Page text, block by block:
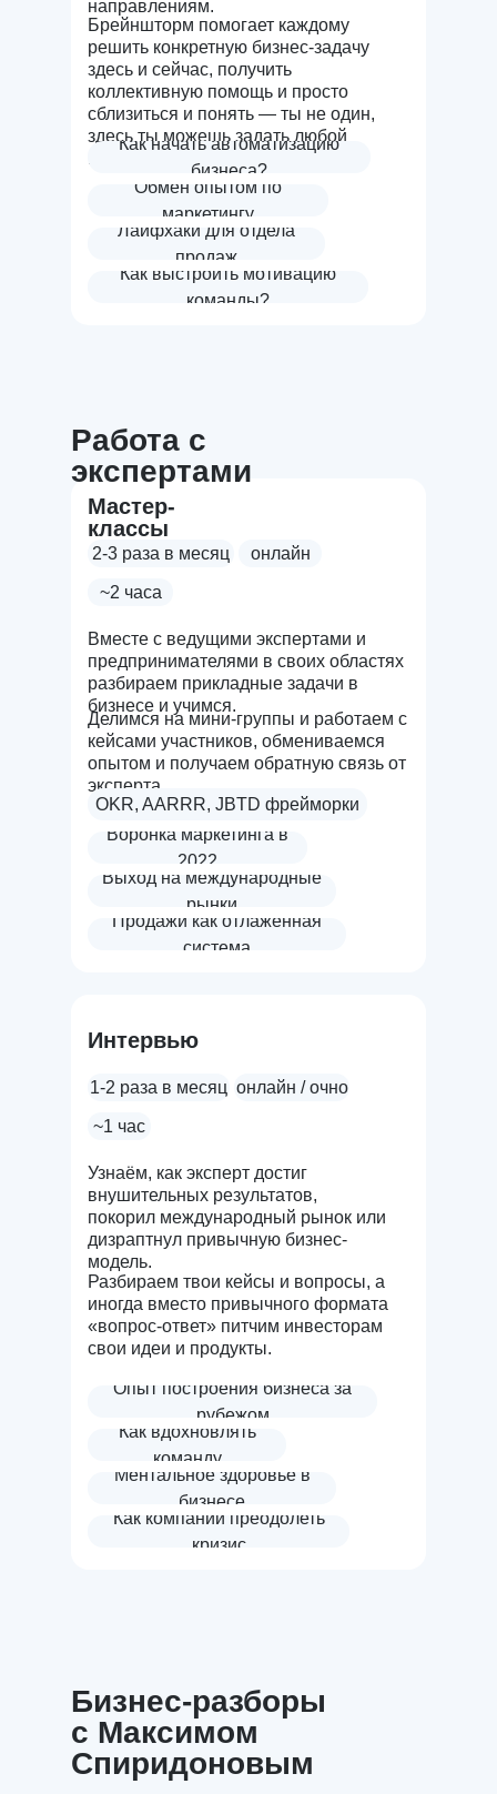
направлениям.
Брейншторм помогает каждому
решить конкретную бизнес-задачу
здесь и сейчас, получить
коллективную помощь и просто
сблизиться и понять — ты не один,
здесь ты можешь задать любой
Как начать автоматизацию
бизнеса?
Обмен опытом по
маркетингу
Лайфхаки для отдела
продаж
Как выстроить мотивацию
команды?
Работа с
экспертами
Мастер-
классы
Вместе с ведущими экспертами и
предпринимателями в своих областях
разбираем прикладные задачи в
бизнесе и учимся.
Делимся на мини-группы и работаем с
кейсами участников, обмениваемся
опытом и получаем обратную связь от
эксперта.
OKR, AARRR, JBTD фрейморки
Воронка маркетинга в
2022
Выход на международные
рынки
Продажи как отлаженная
система
2-3 раза в месяц онлайн
~2 часа
Интервью
Узнаём, как эксперт достиг
внушительных результатов,
покорил международный рынок или
дизраптнул привычную бизнес-
модель.
Разбираем твои кейсы и вопросы, а
иногда вместо привычного формата
«вопрос-ответ» питчим инвесторам
свои идеи и продукты.
Опыт построения бизнеса за
рубежом
Как вдохновлять
команду
Ментальное здоровье в
бизнесе
Как компании преодолеть
кризис
1-2 раза в месяц онлайн / очно
~1 час
Бизнес-разборы
с Максимом
Спиридоновым